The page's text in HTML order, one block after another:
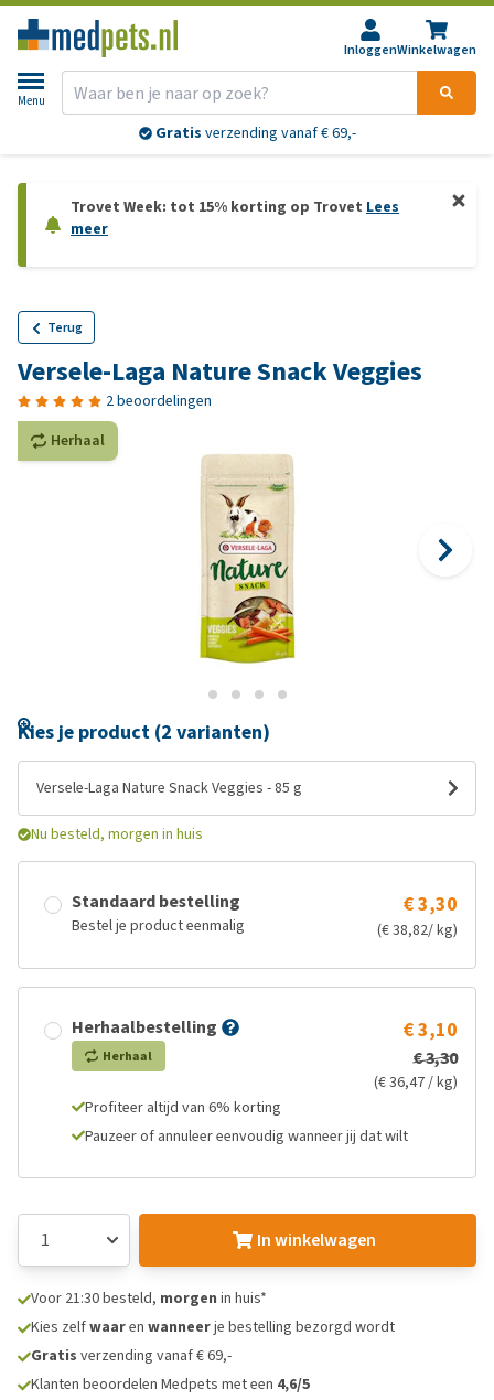
InloggenWinkelwagen
Menu
Gratis verzending vanaf € 69,-
Trovet Week: tot 15% korting op Trovet Lees
meer
Terug
Versele-Laga Nature Snack Veggies
2 beoordelingen
Herhaal
Kies je product (2 varianten)
Versele-Laga Nature Snack Veggies - 85 g
Nu besteld, morgen in huis
Standaard bestelling
Bestel je product eenmalig
€ 3,30
(€ 38,82/ kg)
Herhaalbestelling
Herhaal
€ 3,10
€ 3,30
(€ 36,47 / kg)
Profiteer altijd van 6% korting
Pauzeer of annuleer eenvoudig wanneer jij dat wilt
In winkelwagen
Voor 21:30 besteld, morgen in huis*
Kies zelfwaaren wanneerje bestelling bezorgd wordt
Gratis verzending vanaf € 69,-
Klanten beoordelen Medpets met een 4,6/5